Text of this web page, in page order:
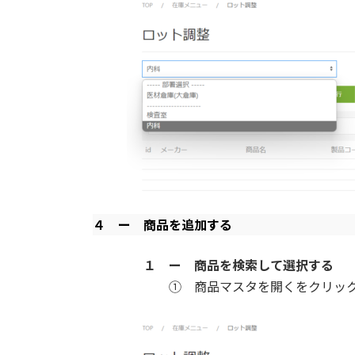
４ ー 商品を追加する
１ ー 商品を検索して選択する
① 商品マスタを開くをクリック